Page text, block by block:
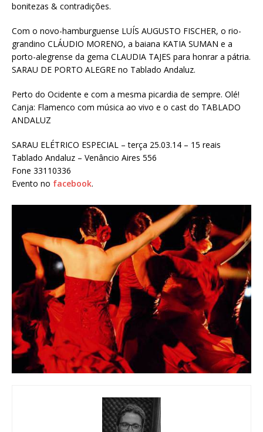
bonitezas & contradições.
Com o novo-hamburguense LUÍS AUGUSTO FISCHER, o rio-
grandino CLÁUDIO MORENO, a baiana KATIA SUMAN e a
porto-alegrense da gema CLAUDIA TAJES para honrar a pátria.
SARAU DE PORTO ALEGRE no Tablado Andaluz.
Perto do Ocidente e com a mesma picardia de sempre. Olé!
Canja: Flamenco com música ao vivo e o cast do TABLADO
ANDALUZ
SARAU ELÉTRICO ESPECIAL – terça 25.03.14 – 15 reais
Tablado Andaluz – Venâncio Aires 556
Fone 33110336
Evento no facebook.